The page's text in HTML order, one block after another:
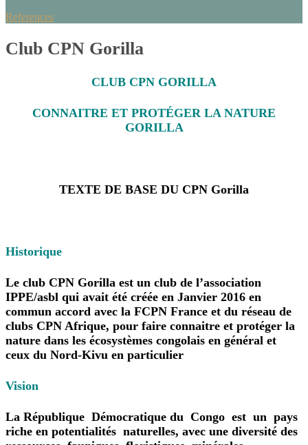
References
Club CPN Gorilla
CLUB CPN GORILLA
CONNAITRE ET PROTÉGER LA NATURE
GORILLA
TEXTE DE BASE DU CPN Gorilla
Historique
Le club CPN Gorilla est un club de l’association
IPPE/asbl qui avait été créée en Janvier 2016 en
commun accord avec la FCPN France et du réseau de
clubs CPN Afrique, pour faire connaitre et protéger la
nature dans les écosystèmes congolais en général et
ceux du Nord-Kivu en particulier
Vision
La République Démocratique du Congo est un pays
riche en potentialités naturelles, avec une diversité des